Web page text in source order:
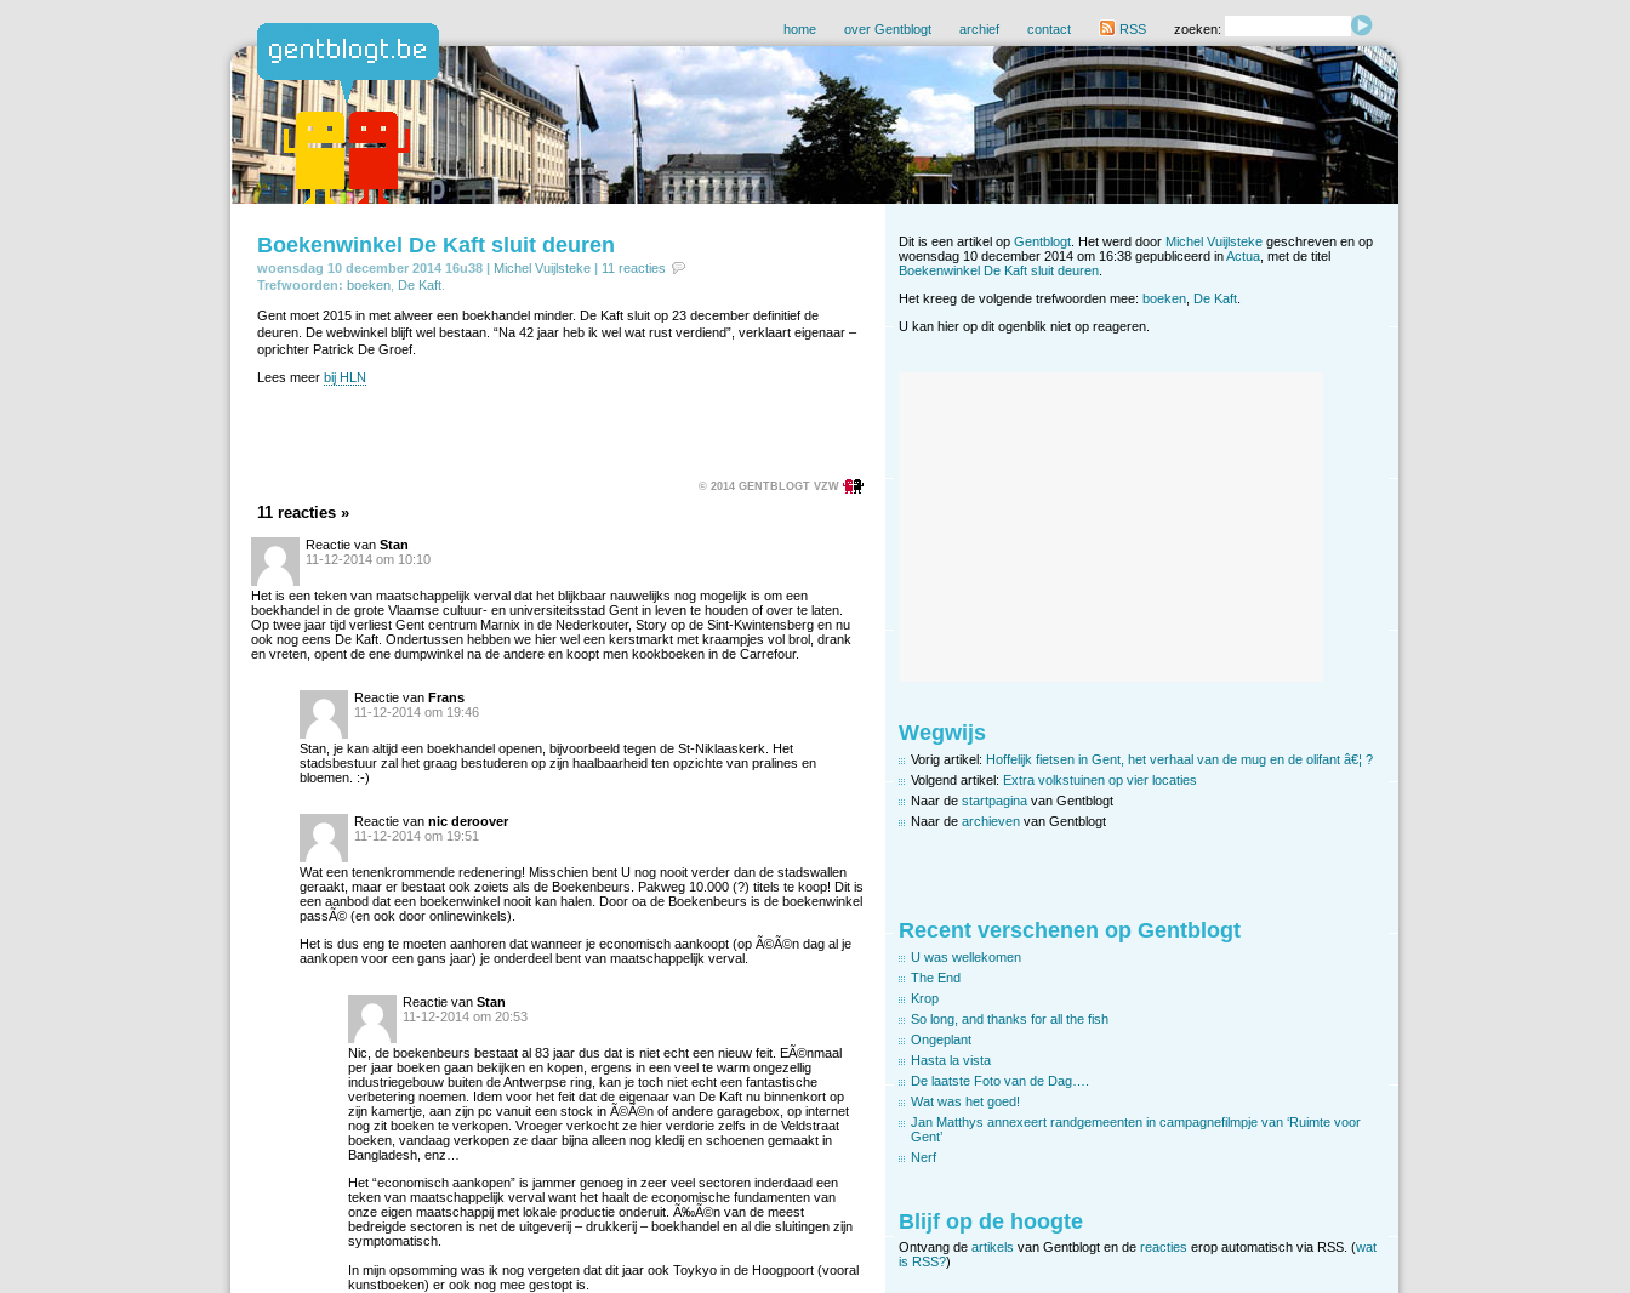
home over Gentblogt archief contact RSS zoeken:
Boekenwinkel De Kaft sluit deuren
woensdag 10 december 2014 16u38 | Michel Vuijlsteke | 11 reacties
Trefwoorden: boeken De Kaft
Gent moet 2015 in met alweer een boekhandel minder. De Kaft sluit op 23 december definitief de
deuren. De webwinkel blijft wel bestaan. “Na 42 jaar heb ik wel wat rust verdiend”, verklaart eigenaar –
oprichter Patrick De Groef.
Lees meer bij HLN
© 2014 GENTBLOGT VZW
11 reacties »
Reactie van Stan
11-12-2014 om 10:10
Het is een teken van maatschappelijk verval dat het blijkbaar nauwelijks nog mogelijk is om een
boekhandel in de grote Vlaamse cultuur- en universiteitsstad Gent in leven te houden of over te laten.
Op twee jaar tijd verliest Gent centrum Marnix in de Nederkouter, Story op de Sint-Kwintensberg en nu
ook nog eens De Kaft. Ondertussen hebben we hier wel een kerstmarkt met kraampjes vol brol, drank
en vreten, opent de ene dumpwinkel na de andere en koopt men kookboeken in de Carrefour.
Reactie van Frans
11-12-2014 om 19:46
Stan, je kan altijd een boekhandel openen, bijvoorbeeld tegen de St-Niklaaskerk. Het
stadsbestuur zal het graag bestuderen op zijn haalbaarheid ten opzichte van pralines en
bloemen. :-)
Reactie van nic deroover
11-12-2014 om 19:51
Wat een tenenkrommende redenering! Misschien bent U nog nooit verder dan de stadswallen
geraakt, maar er bestaat ook zoiets als de Boekenbeurs. Pakweg 10.000 (?) titels te koop! Dit is
een aanbod dat een boekenwinkel nooit kan halen. Door oa de Boekenbeurs is de boekenwinkel
passÃ© (en ook door onlinewinkels).
Het is dus eng te moeten aanhoren dat wanneer je economisch aankoopt (op Ã©Ã©n dag al je
aankopen voor een gans jaar) je onderdeel bent van maatschappelijk verval.
Reactie van Stan
11-12-2014 om 20:53
Nic, de boekenbeurs bestaat al 83 jaar dus dat is niet echt een nieuw feit. EÃ©nmaal
per jaar boeken gaan bekijken en kopen, ergens in een veel te warm ongezellig
industriegebouw buiten de Antwerpse ring, kan je toch niet echt een fantastische
verbetering noemen. Idem voor het feit dat de eigenaar van De Kaft nu binnenkort op
zijn kamertje, aan zijn pc vanuit een stock in Ã©Ã©n of andere garagebox, op internet
nog zit boeken te verkopen. Vroeger verkocht ze hier verdorie zelfs in de Veldstraat
boeken, vandaag verkopen ze daar bijna alleen nog kledij en schoenen gemaakt in
Bangladesh, enz…
Het “economisch aankopen” is jammer genoeg in zeer veel sectoren inderdaad een
teken van maatschappelijk verval want het haalt de economische fundamenten van
onze eigen maatschappij met lokale productie onderuit. Ã‰Ã©n van de meest
bedreigde sectoren is net de uitgeverij – drukkerij – boekhandel en al die sluitingen zijn
symptomatisch.
In mijn opsomming was ik nog vergeten dat dit jaar ook Toykyo in de Hoogpoort (vooral
kunstboeken) er ook nog mee gestopt is.
Dit is een artikel op Gentblogt . Het werd door Michel Vuijlsteke geschreven en op
woensdag 10 december 2014 om 16:38 gepubliceerd inActua , met de titel
Boekenwinkel De Kaft sluit deuren
Het kreeg de volgende trefwoorden mee: boeken De Kaft
U kan hier op dit ogenblik niet op reageren.
Wegwijs
Vorig artikel: Hoffelijk fietsen in Gent, het verhaal van de mug en de olifant â€¦ ?
Volgend artikel: Extra volkstuinen op vier locaties
Naar de startpagina van Gentblogt
Naar de archieven van Gentblogt
Recent verschenen op Gentblogt
U was wellekomen
The End
Krop
So long, and thanks for all the fish
Ongeplant
Hasta la vista
De laatste Foto van de Dag….
Wat was het goed!
Jan Matthys annexeert randgemeenten in campagnefilmpje van ‘Ruimte voor
Gent’
Nerf
Blijf op de hoogte
Ontvang de artikels van Gentblogt en de reacties erop automatisch via RSS. (wat
is RSS?)